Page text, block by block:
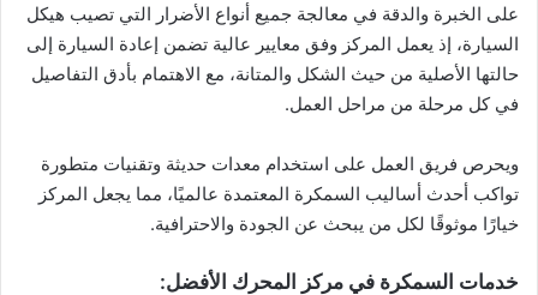
على الخبرة والدقة في معالجة جميع أنواع الأضرار التي تصيب هيكل
السيارة، إذ يعمل المركز وفق معايير عالية تضمن إعادة السيارة إلى
حالتها الأصلية من حيث الشكل والمتانة، مع الاهتمام بأدق التفاصيل
في كل مرحلة من مراحل العمل.
ويحرص فريق العمل على استخدام معدات حديثة وتقنيات متطورة
تواكب أحدث أساليب السمكرة المعتمدة عالميًا، مما يجعل المركز
خيارًا موثوقًا لكل من يبحث عن الجودة والاحترافية.
خدمات السمكرة في مركز المحرك الأفضل: